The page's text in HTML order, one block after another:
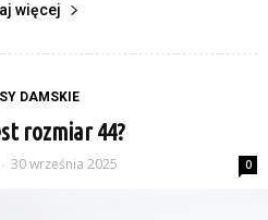
więcej
DAMSKIE
rozmiar 44?
- 30 września 2025 0